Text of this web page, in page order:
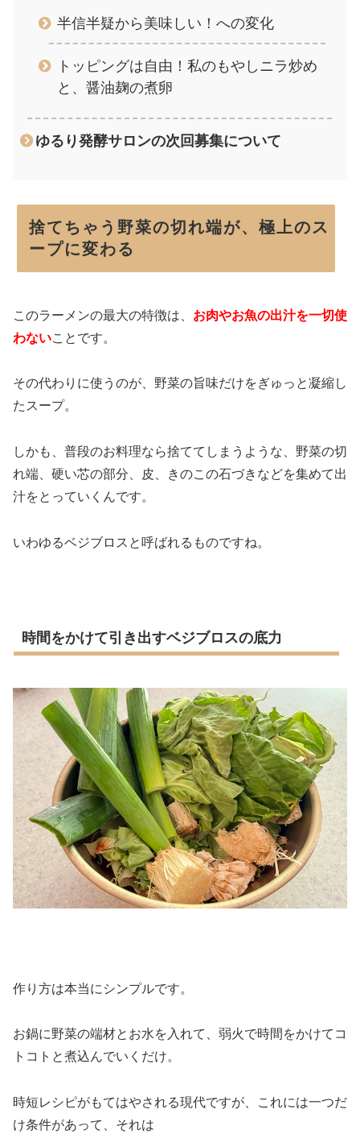
半信半疑から美味しい！への変化
トッピングは自由！私のもやしニラ炒め
と、醤油麹の煮卵
ゆるり発酵サロンの次回募集について
捨てちゃう野菜の切れ端が、極上のス
ープに変わる
このラーメンの最大の特徴は、 お肉やお魚の出汁を一切使
わないことです。
その代わりに使うのが、野菜の旨味だけをぎゅっと凝縮し
たスープ。
しかも、普段のお料理なら捨ててしまうような、野菜の切
れ端、硬い芯の部分、皮、きのこの石づきなどを集めて出
汁をとっていくんです。
いわゆるベジブロスと呼ばれるものですね。
時間をかけて引き出すベジブロスの底力
作り方は本当にシンプルです。
お鍋に野菜の端材とお水を入れて、弱火で時間をかけてコ
トコトと煮込んでいくだけ。
時短レシピがもてはやされる現代ですが、これには一つだ
け条件があって、それは